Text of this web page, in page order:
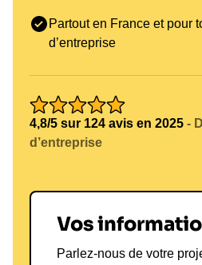
Partout en France et pour
d’entreprise
4,8/5 sur 124 avis en 2025 -
d’entreprise
Vos
Parlez-nous de votre